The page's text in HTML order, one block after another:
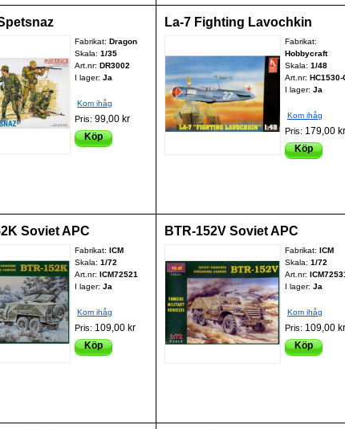
Fabrikat:Dragon
Skala:1/35
Art.nr:DR3002
I lager: Ja
Kom ihåg
Pris:99,00 kr
Köp
La-7 Fighting Lavochkin
Fabrikat:
Hobbycraft
Skala: 1/48
Art.nr: HC1530-
I lager: Ja
Kom ihåg
Pris: 179,00 kr
Köp
Soviet APC
Fabrikat:ICM
Skala:1/72
Art.nr:ICM72521
I lager: Ja
Kom ihåg
Pris: 109,00 kr
Köp
BTR-152V Soviet APC
Fabrikat: ICM
Skala: 1/72
Art.nr:
I lager: Ja
Kom ihåg
Pris: 109,00 kr
Köp